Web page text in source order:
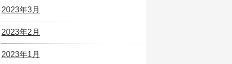
2023年3月
2023年2月
2023年1月